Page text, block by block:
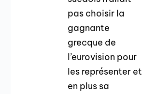
pas choisir la
gagnante
grecque de
l’eurovision pour
les représenter et
en plus sa